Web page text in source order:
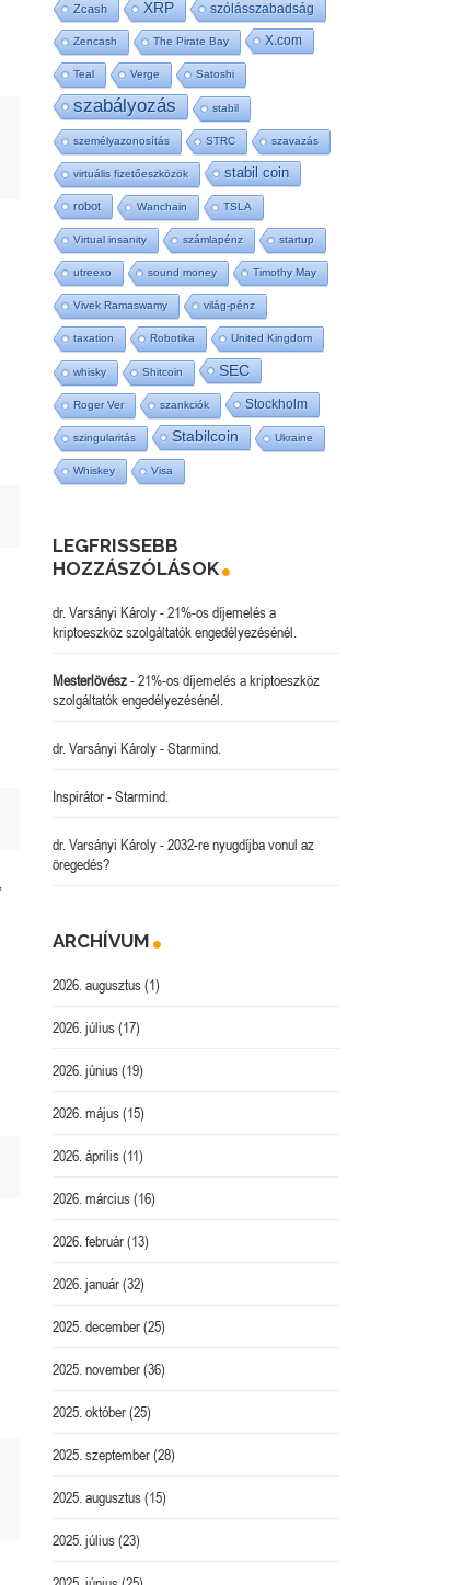
Zcash XRP szólásszabadság
Zencash The Pirate Bay X.com
Teal Verge Satoshi
szabályozás stabil
személyazonosítás STRC szavazás
virtuális fizetőeszközök stabil coin
robot Wanchain TSLA
Virtual insanity számlapénz startup
utreexo sound money Timothy May
Vivek Ramaswamy világ-pénz
taxation Robotika United Kingdom
whisky Shitcoin SEC
Roger Ver szankciók Stockholm
szingularitás Stabilcoin Ukraine
Whiskey Visa
LEGFRISSEBB
HOZZÁSZÓLÁSOK
dr. Varsányi Károly-21%-os díjemelés a
kriptoeszköz szolgáltatók engedélyezésénél.
Mesterlövész-21%-os díjemelés a kriptoeszköz
szolgáltatók engedélyezésénél.
dr. Varsányi Károly-Starmind.
Inspirátor-Starmind.
dr. Varsányi Károly-2032-re nyugdíjba vonul az
öregedés?
ARCHÍVUM
2026. augusztus(1)
2026. július(17)
2026. június(19)
2026. május(15)
2026. április(11)
2026. március(16)
2026. február(13)
2026. január(32)
2025. december(25)
2025. november(36)
2025. október(25)
2025. szeptember(28)
2025. augusztus(15)
2025. július(23)